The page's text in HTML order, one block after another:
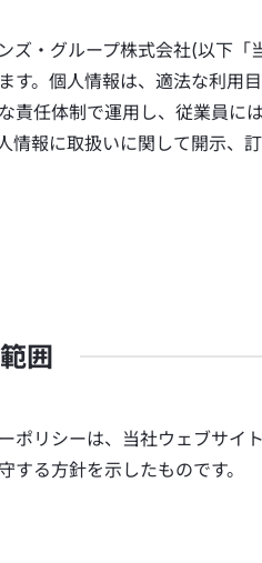
ズ・グループ株式会社(以下
す。個人情報は、適法な利用
責任体制で運用し、従業員に
情報に取扱いに関して開示、
囲
ポリシーは、当社ウェブサイ
する方針を示したものです。